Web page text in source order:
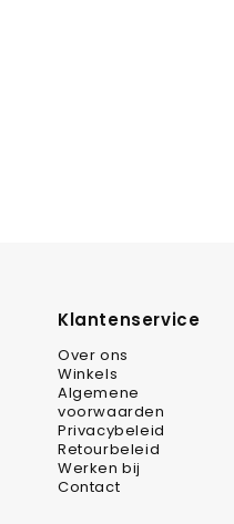
Klantenservice
Over ons
Winkels
Algemene
voorwaarden
Privacybeleid
Retourbeleid
Werken bij
Contact